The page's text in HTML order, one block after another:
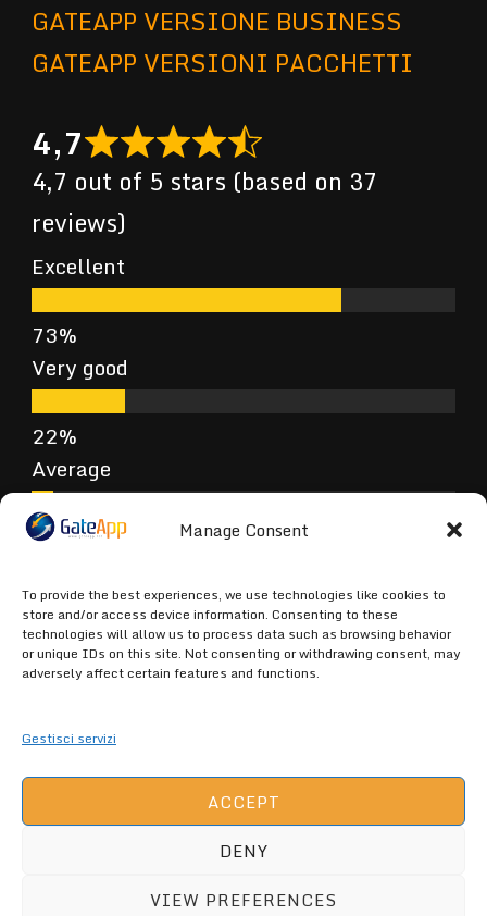
Manage Consent
To provide the best experiences, we use technologies like cookies to
store and/or access device information. Consenting to these
technologies will allow us to process data such as browsing behavior
or unique IDs on this site. Not consenting or withdrawing consent, may
adversely affect certain features and functions.
Gestisci servizi
ACCEPT
DENY
VIEW PREFERENCES
GATEAPP VERSIONE BUSINESS
GATEAPP VERSIONI PACCHETTI
4,7
4,7 out of 5 stars (based on 37
reviews)
Excellent
Very good
Average
Terrible
GATEAPP.NET (C) 2026 ALL RIGHTS
ARE RESERVED -GateApp Privacy